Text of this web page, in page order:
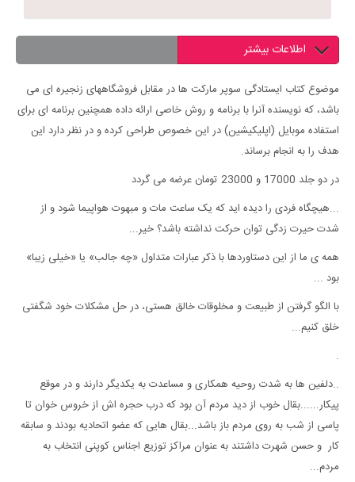
اطلاعات بیشتر
موضوع کتاب ایستادگی سوپر مارکت ها در مقابل فروشگاههای زنجیره ای می
باشد، که نویسنده آنرا با برنامه و روش خاصی ارائه داده همچنین برنامه ای برای
استفاده موبایل (اپلیکیشین) در این خصوص طراحی کرده و در نظر دارد این
هدف را به انجام برساند.
در دو جلد 17000 و 23000 تومان عرضه می گردد
...هیچگاه فردی را دیده اید که یک ساعت مات و مبهوت هواپیما شود و از
شدت حیرت زدگی توان حرکت نداشته باشد؟ خیر...
همه ی ما از این دستاوردها با ذکر عبارات متداول «چه جالب» یا «خیلی زیبا»
بود ...
با الگو گرفتن از طبیعت و مخلوقات خالق هستی، در حل مشکلات خود شگفتی
خلق کنیم...
.
..دلفین ها به شدت روحیه همکاری و مساعدت به یکدیگر دارند و در موقع
پیکار......بقال خوب از دید مردم آن بود که درب حجره اش از خروس خوان تا
پاسی از شب به روی مردم باز باشد...بقال هایی که عضو اتحادیه بودند و سابقه
کار و حسن شهرت داشتند به عنوان مراکز توزیع اجناس کوپنی انتخاب به
مردم...